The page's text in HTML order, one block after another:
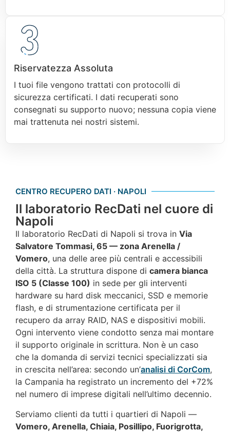
Riservatezza Assoluta
I tuoi file vengono trattati con protocolli di
sicurezza certificati. I dati recuperati sono
consegnati su supporto nuovo; nessuna copia viene
mai trattenuta nei nostri sistemi.
CENTRO RECUPERO DATI · NAPOLI
Il laboratorio RecDati nel cuore di
Napoli
Il laboratorio RecDati di Napoli si trova in Via
Salvatore Tommasi, 65 — zona Arenella /
Vomero, una delle aree più centrali e accessibili
della città. La struttura dispone di camera bianca
ISO 5 (Classe 100) in sede per gli interventi
hardware su hard disk meccanici, SSD e memorie
flash, e di strumentazione certificata per il
recupero da array RAID, NAS e dispositivi mobili.
Ogni intervento viene condotto senza mai montare
il supporto originale in scrittura. Non è un caso
che la domanda di servizi tecnici specializzati sia
in crescita nell’area: secondo un’analisi di CorCom,
la Campania ha registrato un incremento del +72%
nel numero di imprese digitali nell’ultimo decennio.
Serviamo clienti da tutti i quartieri di Napoli —
Vomero, Arenella, Chiaia, Posillipo, Fuorigrotta,